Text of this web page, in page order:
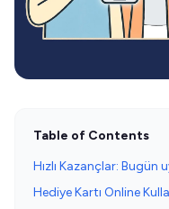
Table of Contents
Hızlı Kazançlar: Bugün
Hediye Kartı Online